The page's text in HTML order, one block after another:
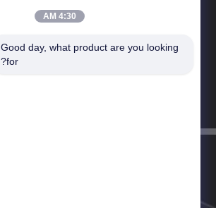
4:30 AM
Good day, what product are you looking
for?